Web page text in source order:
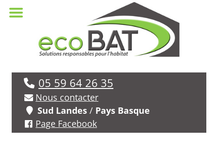
05 59 64 26 35
Nous contacter
Sud Landes / Pays Basque
Page Facebook